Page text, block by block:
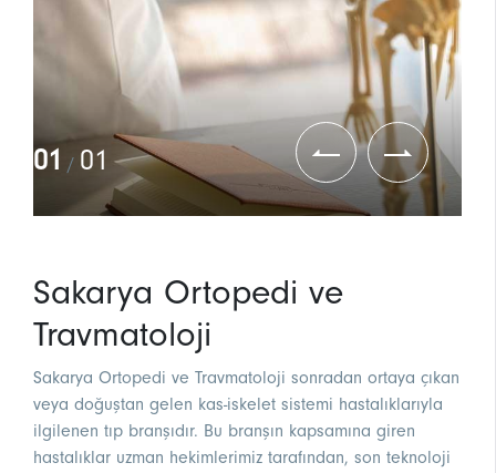
01 / 01
Sakarya Ortopedi ve
Travmatoloji
Sakarya Ortopedi ve Travmatoloji sonradan ortaya çıkan
veya doğuştan gelen kas-iskelet sistemi hastalıklarıyla
ilgilenen tıp branşıdır. Bu branşın kapsamına giren
hastalıklar uzman hekimlerimiz tarafından, son teknoloji